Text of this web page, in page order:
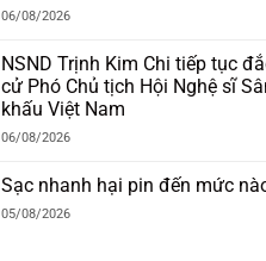
06/08/2026
NSND Trịnh Kim Chi tiếp tục
cử Phó Chủ tịch Hội Nghệ sĩ
khấu Việt Nam
06/08/2026
Sạc nhanh hại pin đến mức
05/08/2026